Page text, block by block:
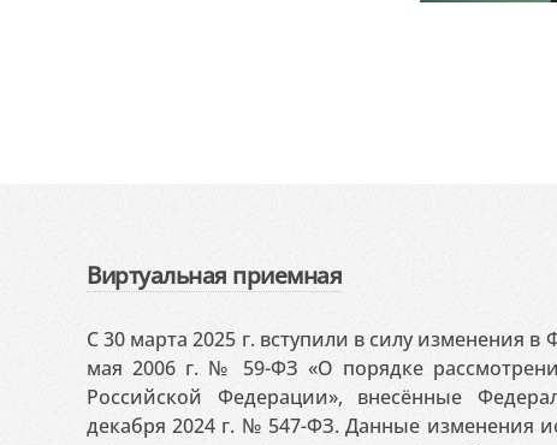
Виртуальная приемная
С 30 марта 2025 г. вступили в силу изменения
мая 2006 г. № 59-ФЗ «О порядке
Российской Федерации», внесённые
декабря 2024 г. № 547-ФЗ. Данные изменения